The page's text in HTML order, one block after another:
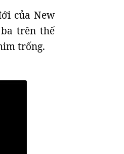
của New
trên thế
trống.